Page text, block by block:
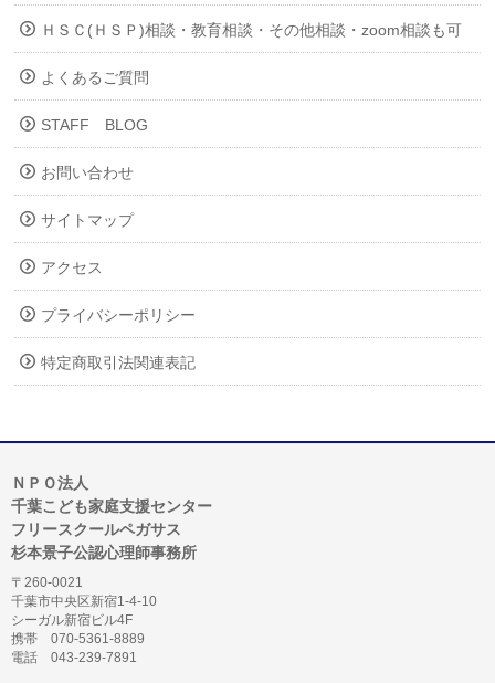
ＨＳＣ(ＨＳＰ)相談・教育相談・その他相談・zoom相談も可
よくあるご質問
STAFF BLOG
お問い合わせ
サイトマップ
アクセス
プライバシーポリシー
特定商取引法関連表記
ＮＰＯ法人
千葉こども家庭支援センター
フリースクールペガサス
杉本景子公認心理師事務所
〒260-0021
千葉市中央区新宿1-4-10
シーガル新宿ビル4F
携帯 070-5361-8889
電話 043-239-7891